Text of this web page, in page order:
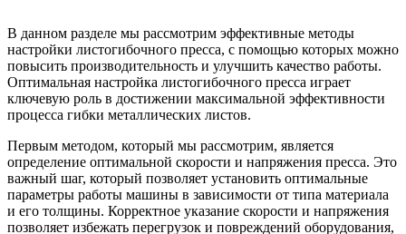
В данном разделе мы рассмотрим эффективные методы
настройки листогибочного пресса, с помощью которых можно
повысить производительность и улучшить качество работы.
Оптимальная настройка листогибочного пресса играет
ключевую роль в достижении максимальной эффективности
процесса гибки металлических листов.
Первым методом, который мы рассмотрим, является
определение оптимальной скорости и напряжения пресса. Это
важный шаг, который позволяет установить оптимальные
параметры работы машины в зависимости от типа материала
и его толщины. Корректное указание скорости и напряжения
позволяет избежать перегрузок и повреждений оборудования,